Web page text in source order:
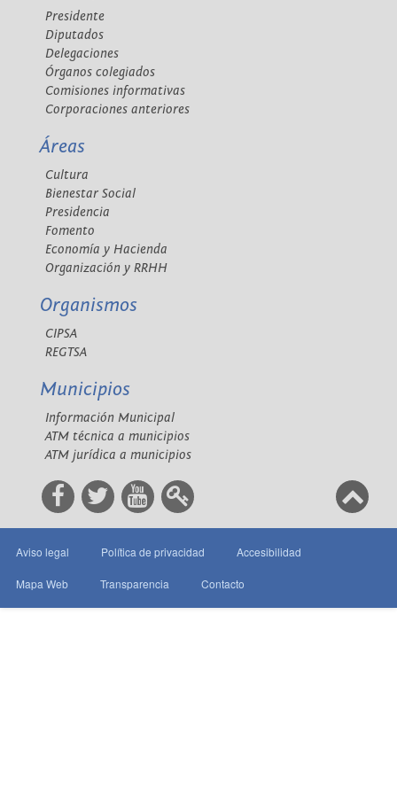
Presidente
Diputados
Delegaciones
Órganos colegiados
Comisiones informativas
Corporaciones anteriores
Áreas
Cultura
Bienestar Social
Presidencia
Fomento
Economía y Hacienda
Organización y RRHH
Organismos
CIPSA
REGTSA
Municipios
Información Municipal
ATM técnica a municipios
ATM jurídica a municipios
Aviso legal Política de privacidad Accesibilidad
Mapa Web Transparencia Contacto